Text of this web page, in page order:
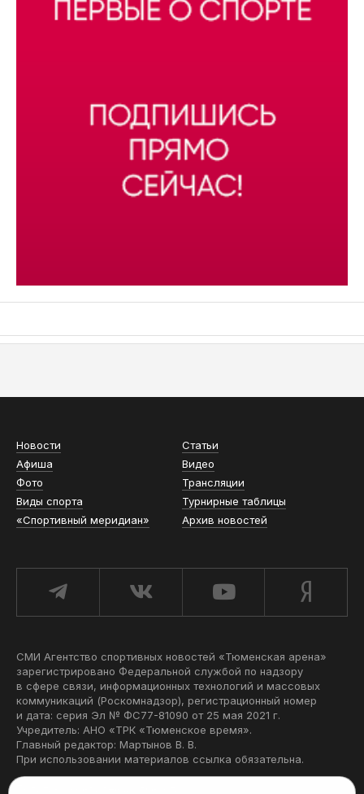
Новости
Статьи
Афиша
Видео
Фото
Трансляции
Виды спорта
Турнирные таблицы
«Спортивный меридиан»
Архив новостей
СМИ Агентство спортивных новостей «Тюменская арена»
зарегистрировано Федеральной службой по надзору
в сфере связи, информационных технологий и массовых
коммуникаций (Роскомнадзор), регистрационный номер
и дата: серия Эл № ФС77-81090 от 25 мая 2021 г.
Учредитель: АНО «ТРК «Тюменское время».
Главный редактор: Мартынов В. В.
При использовании материалов ссылка обязательна.